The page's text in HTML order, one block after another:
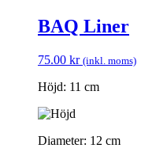
BAQ Liner
75.00 kr (inkl. moms)
Höjd: 11 cm
Diameter: 12 cm